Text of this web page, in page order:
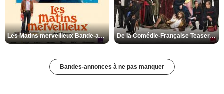
Les Matins merveilleux Bande-annonce VF De la Comédie-Française Teaser VF
Bandes-annonces à ne pas manquer